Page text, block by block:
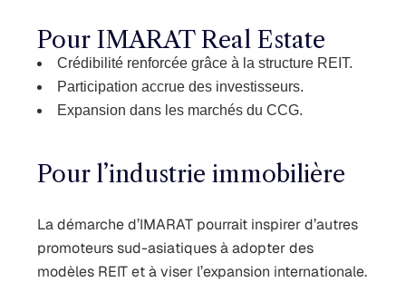
Pour IMARAT Real Estate
Crédibilité renforcée grâce à la structure REIT.
Participation accrue des investisseurs.
Expansion dans les marchés du CCG.
Pour l’industrie immobilière
La démarche d’IMARAT pourrait inspirer d’autres
promoteurs sud-asiatiques à adopter des
modèles REIT et à viser l’expansion internationale.